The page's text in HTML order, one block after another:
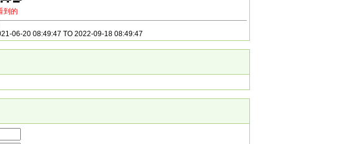
到的
06-20 08:49:47 TO 2022-09-18 08:49:47